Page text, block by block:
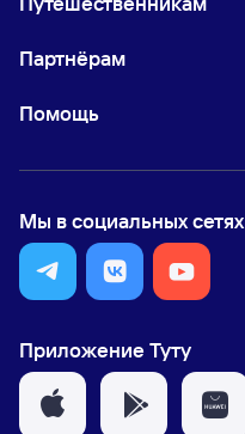
Партнёрам
Помощь
Мы в социальных сетях
Приложение Туту